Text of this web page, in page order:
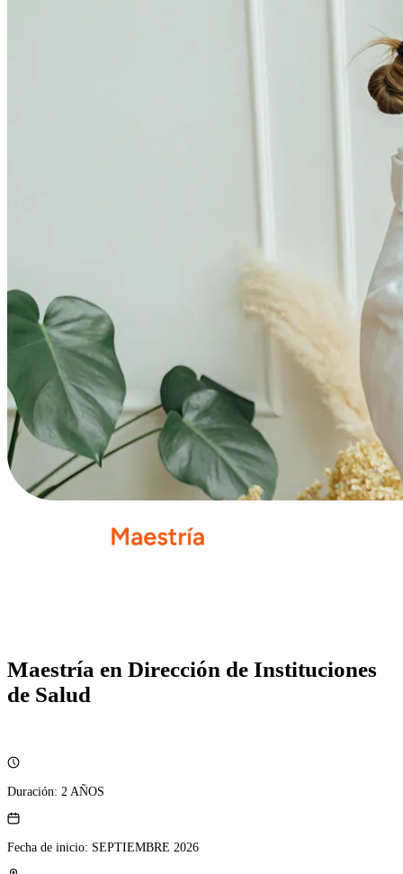
Maestría en Dirección de Instituciones
de Salud
Duración: 2 AÑOS
Fecha de inicio: SEPTIEMBRE 2026